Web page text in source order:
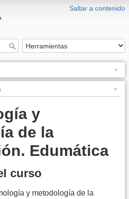
Saltar a contenido
y
de la
Edumática
curso
y metodología de la